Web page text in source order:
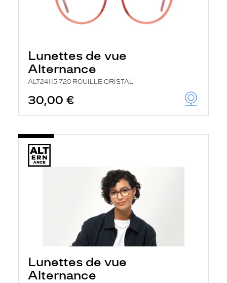
Lunettes de vue
Alternance
ALT24115 720 ROUILLE CRISTAL
30,00 €
Lunettes de vue
Alternance